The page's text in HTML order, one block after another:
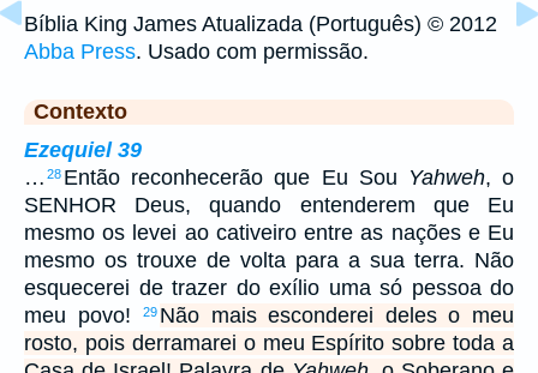
Bíblia King James Atualizada (Português) © 2012
Abba Press. Usado com permissão.
Contexto
Ezequiel 39
… 28 Então reconhecerão que Eu Sou Yahweh, o
SENHOR Deus, quando entenderem que Eu
mesmo os levei ao cativeiro entre as nações e Eu
mesmo os trouxe de volta para a sua terra. Não
esquecerei de trazer do exílio uma só pessoa do
meu povo!
29 Não mais esconderei deles o meu
rosto, pois derramarei o meu Espírito sobre toda a